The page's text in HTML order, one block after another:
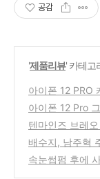
공감
'제품리뷰' 카테고
아이폰 12 PRO
피겐 구매후기
아이폰 12 Pro
아이폰으로)
(0)
텐마인즈 브레
방법
(0)
배수지, 남주혁
계도
(0)
속눈썹펌 후에